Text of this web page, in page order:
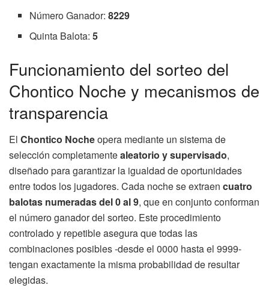
Número Ganador:8229
Quinta Balota:5
Funcionamiento del sorteo del
Chontico Noche y mecanismos de
transparencia
El Chontico Nocheopera mediante un sistema de
selección completamentealeatorio y supervisado,
diseñado para garantizar la igualdad de oportunidades
entre todos los jugadores. Cada noche se extraen cuatro
balotas numeradas del 0 al 9, que en conjunto conforman
el número ganador del sorteo. Este procedimiento
controlado y repetible asegura que todas las
combinaciones posibles -desde el 0000 hasta el 9999-
tengan exactamente la misma probabilidad de resultar
elegidas.